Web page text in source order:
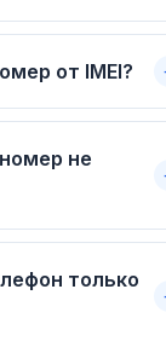
от IMEI?
не
только